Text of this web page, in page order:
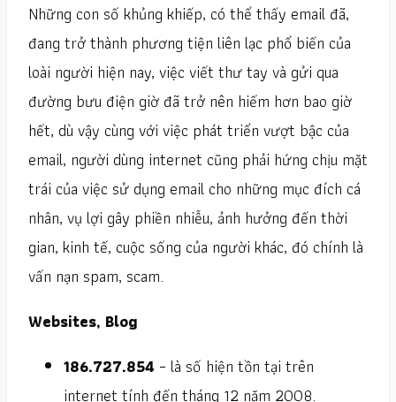
Những con số khủng khiếp, có thể thấy email đã,
đang trở thành phương tiện liên lạc phổ biến của
loài người hiện nay, việc viết thư tay và gửi qua
đường bưu điện giờ đã trở nên hiếm hơn bao giờ
hết, dù vậy cùng với việc phát triển vượt bậc của
email, người dùng internet cũng phải hứng chịu mặt
trái của việc sử dụng email cho những mục đích cá
nhân, vụ lợi gây phiền nhiễu, ảnh hưởng đến thời
gian, kinh tế, cuộc sống của người khác, đó chính là
vấn nạn spam, scam.
Websites, Blog
186.727.854 – là số hiện tồn tại trên
internet tính đến tháng 12 năm 2008.